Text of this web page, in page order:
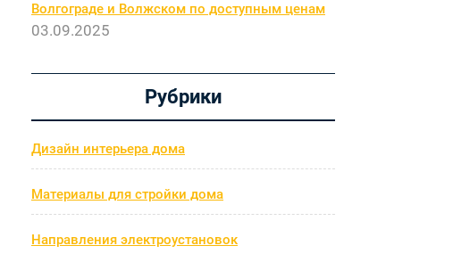
Волгограде и Волжском по доступным ценам
03.09.2025
Рубрики
Дизайн интерьера дома
Материалы для стройки дома
Направления электроустановок